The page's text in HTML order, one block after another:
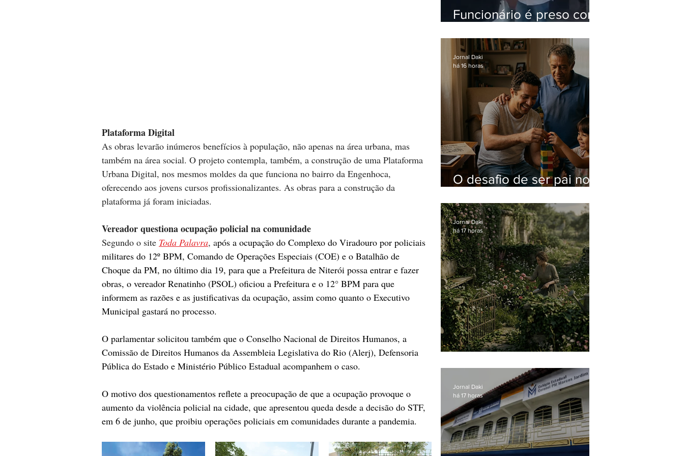
Plataforma Digital
As obras levarão inúmeros benefícios à população, não apenas na área urbana, mas
também na área social. O projeto contempla, também, a construção de uma Plataforma
Urbana Digital, nos mesmos moldes da que funciona no bairro da Engenhoca,
oferecendo aos jovens cursos profissionalizantes. As obras para a construção da
plataforma já foram iniciadas.
Vereador questiona ocupação policial na comunidade
Segundo o site Toda Palavra, após a ocupação do Complexo do Viradouro por policiais
militares do 12º BPM, Comando de Operações Especiais (COE) e o Batalhão de
Choque da PM, no último dia 19, para que a Prefeitura de Niterói possa entrar e fazer
obras, o vereador Renatinho (PSOL) oficiou a Prefeitura e o 12° BPM para que
informem as razões e as justificativas da ocupação, assim como quanto o Executivo
Municipal gastará no processo.
O parlamentar solicitou também que o Conselho Nacional de Direitos Humanos, a
Comissão de Direitos Humanos da Assembleia Legislativa do Rio (Alerj), Defensoria
Pública do Estado e Ministério Público Estadual acompanhem o caso.
O motivo dos questionamentos reflete a preocupação de que a ocupação provoque o
aumento da violência policial na cidade, que apresentou queda desde a decisão do STF,
em 6 de junho, que proibiu operações policiais em comunidades durante a pandemia.
Funcionário é preso com
do Hospital do Andaraí
O desafio de ser pai no
Jornal Daki
há 16 horas
Jornal Daki
há 17 horas
Jornal Daki
há 17 horas